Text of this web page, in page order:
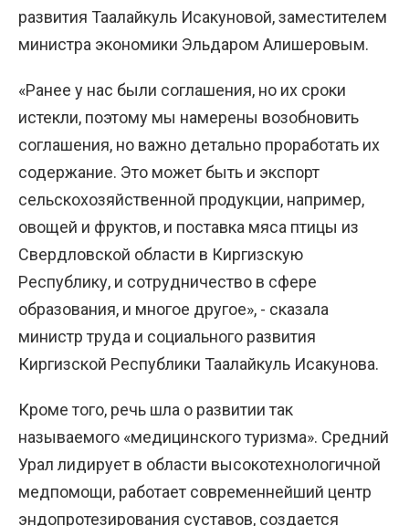
развития Таалайкуль Исакуновой, заместителем
министра экономики Эльдаром Алишеровым.
«Ранее у нас были соглашения, но их сроки
истекли, поэтому мы намерены возобновить
соглашения, но важно детально проработать их
содержание. Это может быть и экспорт
сельскохозяйственной продукции, например,
овощей и фруктов, и поставка мяса птицы из
Свердловской области в Киргизскую
Республику, и сотрудничество в сфере
образования, и многое другое», - сказала
министр труда и социального развития
Киргизской Республики Таалайкуль Исакунова.
Кроме того, речь шла о развитии так
называемого «медицинского туризма». Средний
Урал лидирует в области высокотехнологичной
медпомощи, работает современнейший центр
эндопротезирования суставов, создается